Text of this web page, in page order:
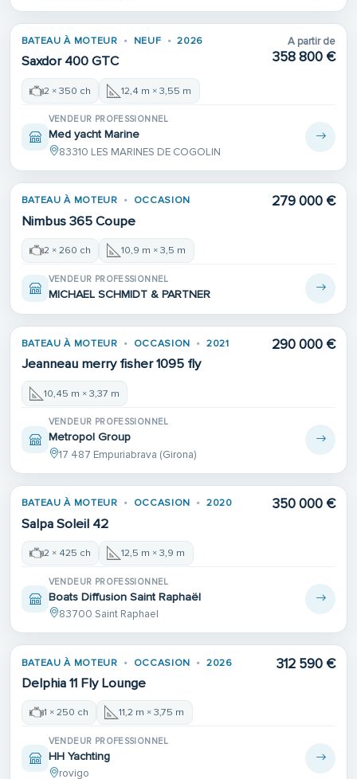
BATEAU À MOTEUR NEUF 2026
Saxdor 400 GTC
A partir de
358 800 €
2 × 350 ch 12,4 m × 3,55 m
VENDEUR PROFESSIONNEL
Med yacht Marine
83310 LES MARINES DE COGOLIN
BATEAU À MOTEUR OCCASION
Nimbus 365 Coupe
279 000 €
2 × 260 ch 10,9 m × 3,5 m
VENDEUR PROFESSIONNEL
MICHAEL SCHMIDT & PARTNER
BATEAU À MOTEUR OCCASION 2021
Jeanneau merry fisher 1095 fly
290 000 €
10,45 m × 3,37 m
VENDEUR PROFESSIONNEL
Metropol Group
17 487 Empuriabrava (Girona)
BATEAU À MOTEUR OCCASION 2020
Salpa Soleil 42
350 000 €
2 × 425 ch 12,5 m × 3,9 m
VENDEUR PROFESSIONNEL
Boats Diffusion Saint Raphaël
83700 Saint Raphael
BATEAU À MOTEUR OCCASION 2026
Delphia 11 Fly Lounge
312 590 €
1 × 250 ch 11,2 m × 3,75 m
VENDEUR PROFESSIONNEL
HH Yachting
rovigo